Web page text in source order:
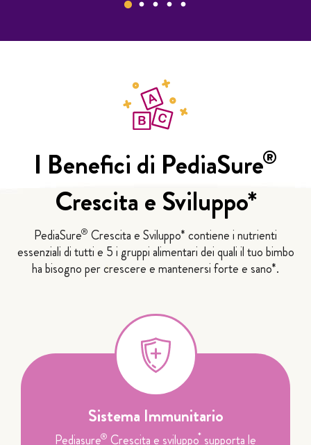
I Benefici di PediaSure®
Crescita e Sviluppo*
PediaSure® Crescita e Sviluppo* contiene i nutrienti
essenziali di tutti e 5 i gruppi alimentari dei quali il tuo bimbo
ha bisogno per crescere e mantenersi forte e sano*.
Sistema Immunitario
Pediasure® Crescita e sviluppo* supporta le